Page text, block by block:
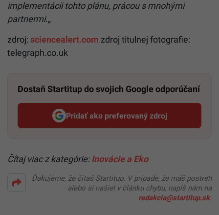
implementácii tohto plánu, prácou s mnohými
partnermi.„
zdroj: sciencealert.com zdroj titulnej fotografie:
telegraph.co.uk
Dostaň Startitup do svojich Google odporúčaní
Pridať ako preferovaný zdroj
Startitup, odkaz sa otvorí v
Čítaj viac z kategórie:Inovácie a Eko
Ďakujeme, že čítaš Startitup. V prípade, že máš postreh
alebo si našiel v článku chybu, napíš nám na
redakcia@startitup.sk.